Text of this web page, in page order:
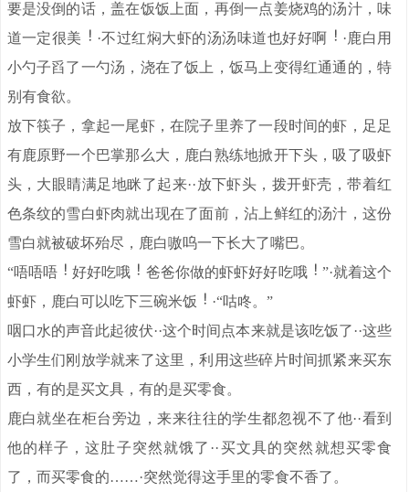
要是没倒的话，盖在饭饭上面，再倒一点姜烧鸡的汤汁，味
道一定很美
·不过红焖大虾的汤汤味道也好好啊
·鹿白用
小勺子舀了一勺汤，浇在了饭上，饭马上变得红通通的，特
别有食欲。
放下筷子，拿起一尾虾，在院子里养了一段时间的虾，足足
有鹿原野一个巴掌那么大，鹿白熟练地掀开下头，吸了吸虾
头，大眼睛满足地眯了起来··放下虾头，拨开虾壳，带着红
色条纹的雪白虾肉就出现在了面前，沾上鲜红的汤汁，这份
雪白就被破坏殆尽，鹿白嗷呜一下长大了嘴巴。
“唔唔唔
好好吃哦 爸爸你做的虾虾好好吃哦
”·就着这个
虾虾，鹿白可以吃下三碗米饭
·“咕咚。”
咽口水的声音此起彼伏··这个时间点本来就是该吃饭了··这些
小学生们刚放学就来了这里，利用这些碎片时间抓紧来买东
西，有的是买文具，有的是买零食。
鹿白就坐在柜台旁边，来来往往的学生都忽视不了他··看到
他的样子，这肚子突然就饿了··买文具的突然就想买零食
了，而买零食的……·突然觉得这手里的零食不香了。